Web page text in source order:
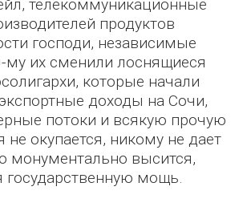
телекоммуникационные
продуктов
господи, независимые
му их сменили лоснящиеся
которые начали
доходы на Сочи,
потоки и всякую прочую
не окупается, никому не дает
монументально высится,
государственную мощь.